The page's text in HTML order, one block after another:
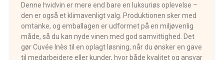
Denne hvidvin er mere end bare en luksuriøs oplevelse –
den er også et klimavenligt valg. Produktionen sker med
omtanke, og emballagen er udformet på en miljøvenlig
måde, så du kan nyde vinen med god samvittighed. Det
gør Cuvée Inès til en oplagt løsning, når du ønsker en gave
til medarbejdere eller kunder, hvor både kvalitet og ansvar